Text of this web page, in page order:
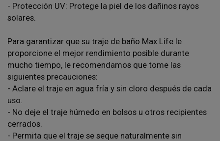
- Protección UV: Protege la piel de los dañinos rayos
solares.
Para garantizar que su traje de baño Max Life le
proporcione el mejor rendimiento posible durante
mucho tiempo, le recomendamos que tome las
siguientes precauciones:
- Aclare el traje en agua fría y sin cloro después de cada
uso.
- No deje el traje húmedo en bolsos u otros recipientes
cerrados.
- Permita que el traje se seque naturalmente sin